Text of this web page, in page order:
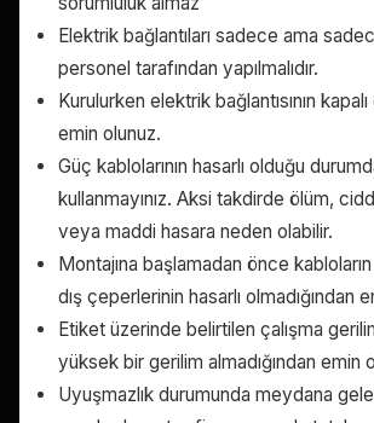
Elektrik bağlantıları sadece ama
personel tarafından yapılmalıdır.
Kurulurken elektrik bağlantısının
emin olunuz.
Güç kablolarının hasarlı olduğu
kullanmayınız. Aksi takdirde ölüm,
veya maddi hasara neden olabilir.
Montajına başlamadan önce
dış çeperlerinin hasarlı olmadığından
Etiket üzerinde belirtilen çalışma
yüksek bir gerilim almadığından emin
Uyuşmazlık durumunda meydana